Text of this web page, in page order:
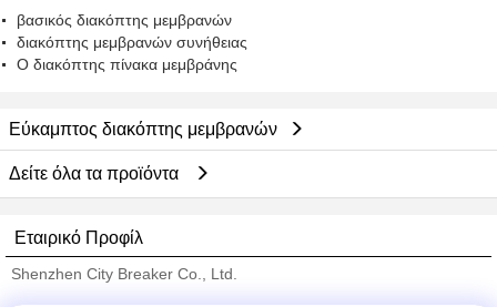
βασικός διακόπτης μεμβρανών
διακόπτης μεμβρανών συνήθειας
Ο διακόπτης πίνακα μεμβράνης
Εύκαμπτος διακόπτης μεμβρανών
Δείτε όλα τα προϊόντα
Εταιρικό Προφίλ
Shenzhen City Breaker Co., Ltd.